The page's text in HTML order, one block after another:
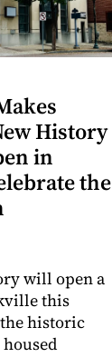
History
in
the
will open a
this
historic